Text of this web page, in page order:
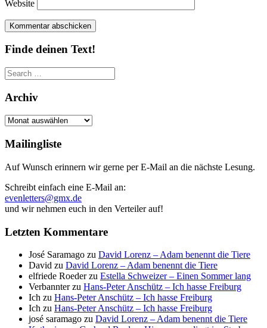
Website
Finde deinen Text!
Search
for:
Archiv
Archiv
Mailingliste
Auf Wunsch erinnern wir gerne per E-Mail an die nächste Lesung.
Schreibt einfach eine E-Mail an:
evenletters@gmx.de
und wir nehmen euch in den Verteiler auf!
Letzten Kommentare
José Saramago zu David Lorenz – Adam benennt die Tiere
David zu David Lorenz – Adam benennt die Tiere
elfriede Roederzu Estella Schweizer – Einen Sommer lang
Verbannterzu Hans-Peter Anschütz – Ich hasse Freiburg
Ich zu Hans-Peter Anschütz – Ich hasse Freiburg
Ich zu Hans-Peter Anschütz – Ich hasse Freiburg
josé saramago zu David Lorenz – Adam benennt die Tiere